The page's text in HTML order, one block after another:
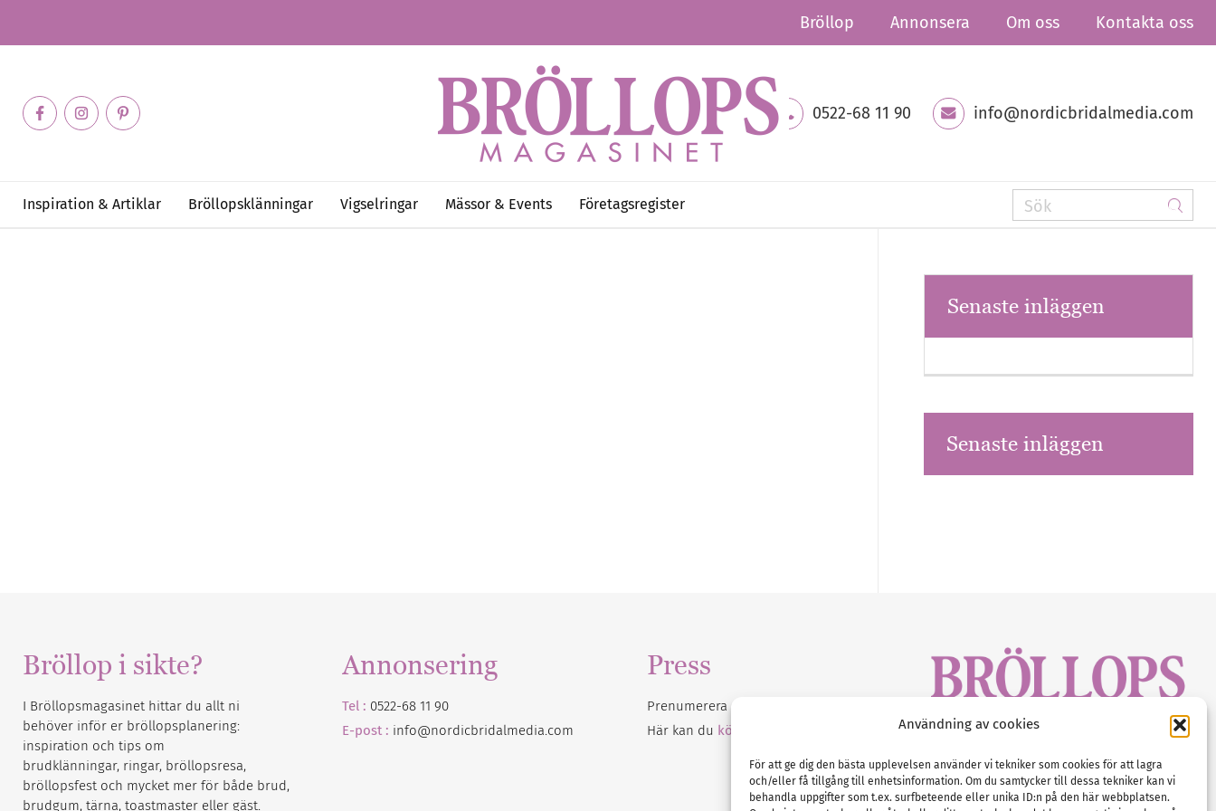
Användning av cookies
För att ge dig den bästa upplevelsen använder vi tekniker som cookies för att lagra
och/eller få tillgång till enhetsinformation. Om du samtycker till dessa tekniker kan vi
behandla uppgifter som t.ex. surfbeteende eller unika ID:n på den här webbplatsen.
Bröllop Annonsera Om oss Kontakta oss
0522-68 11 90 info@nordicbridalmedia.com
Inspiration & Artiklar Bröllopsklänningar Vigselringar Mässor & Events Företagsregister
Senaste inläggen
Senaste inläggen
Bröllop i sikte?
I Bröllopsmagasinet hittar du allt ni
behöver inför er bröllopsplanering:
inspiration och tips om
brudklänningar, ringar, bröllopsresa,
bröllopsfest och mycket mer för både brud,
brudgum, tärna, toastmaster eller gäst.
Annonsering
Tel : 0522-68 11 90
E-post : info@nordicbridalmedia.com
Press
Prenumerera på vårt
Här kan du köpa Bröllopsmagasinet
Tel :0522-68 11 90
E-post:info@nordicbridalmedia.com